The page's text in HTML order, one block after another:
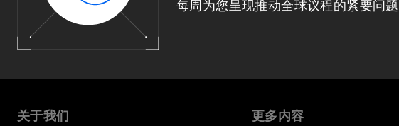
每周为您呈现推动全球议程的紧要问题
关于我们 更多内容